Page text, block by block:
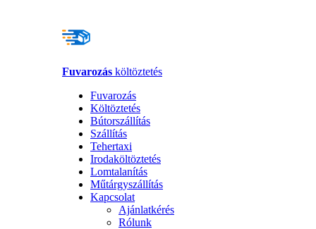
Fuvarozás költöztetés
Fuvarozás
Költöztetés
Bútorszállítás
Szállítás
Tehertaxi
Irodaköltöztetés
Lomtalanítás
Műtárgyszállítás
Kapcsolat
Ajánlatkérés
Rólunk